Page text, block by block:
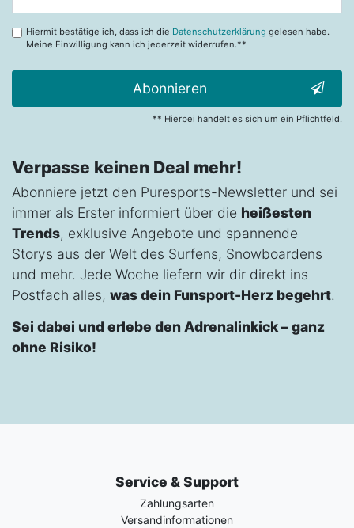
Hiermit bestätige ich, dass ich die Datenschutzerklärung gelesen habe.
Meine Einwilligung kann ich jederzeit widerrufen.**
Abonnieren
** Hierbei handelt es sich um ein Pflichtfeld.
Verpasse keinen Deal mehr!
Abonniere jetzt den Puresports-Newsletter und sei
immer als Erster informiert über die heißesten
Trends, exklusive Angebote und spannende
Storys aus der Welt des Surfens, Snowboardens
und mehr. Jede Woche liefern wir dir direkt ins
Postfach alles, was dein Funsport-Herz begehrt.
Sei dabei und erlebe den Adrenalinkick – ganz
ohne Risiko!
Service & Support
Zahlungsarten
Versandinformationen